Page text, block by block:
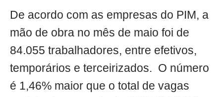
De acordo com as empresas do PIM, a
mão de obra no mês de maio foi de
84.055 trabalhadores, entre efetivos,
temporários e terceirizados. O número
é 1,46% maior que o total de vagas